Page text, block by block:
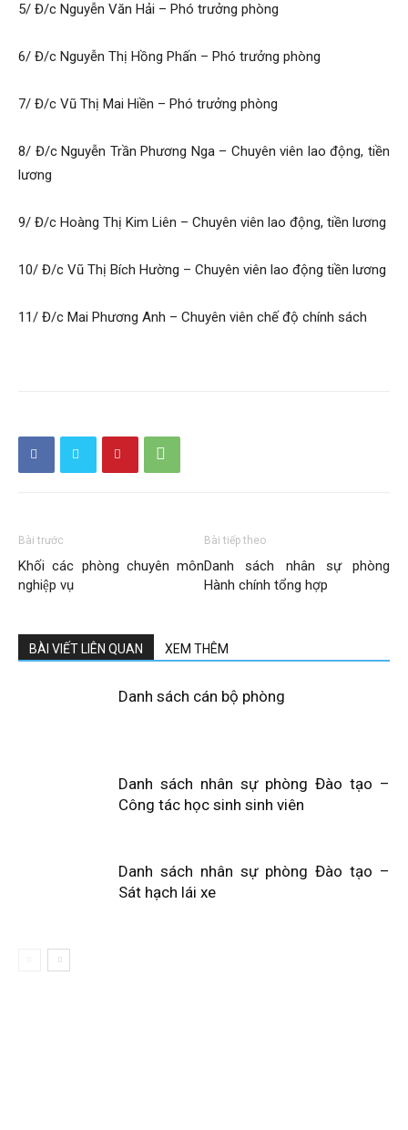
5/ Đ/c Nguyễn Văn Hải – Phó trưởng phòng
6/ Đ/c Nguyễn Thị Hồng Phấn – Phó trưởng phòng
7/ Đ/c Vũ Thị Mai Hiền – Phó trưởng phòng
8/ Đ/c Nguyễn Trần Phương Nga – Chuyên viên lao động, tiền
lương
9/ Đ/c Hoàng Thị Kim Liên – Chuyên viên lao động, tiền lương
10/ Đ/c Vũ Thị Bích Hường – Chuyên viên lao động tiền lương
11/ Đ/c Mai Phương Anh – Chuyên viên chế độ chính sách
Bài trước
Khối các phòng chuyên môn
nghiệp vụ
Bài tiếp theo
Danh sách nhân sự phòng
Hành chính tổng hợp
BÀI VIẾT LIÊN QUAN XEM THÊM
Danh sách cán bộ phòng
Danh sách nhân sự phòng Đào tạo –
Công tác học sinh sinh viên
Danh sách nhân sự phòng Đào tạo –
Sát hạch lái xe